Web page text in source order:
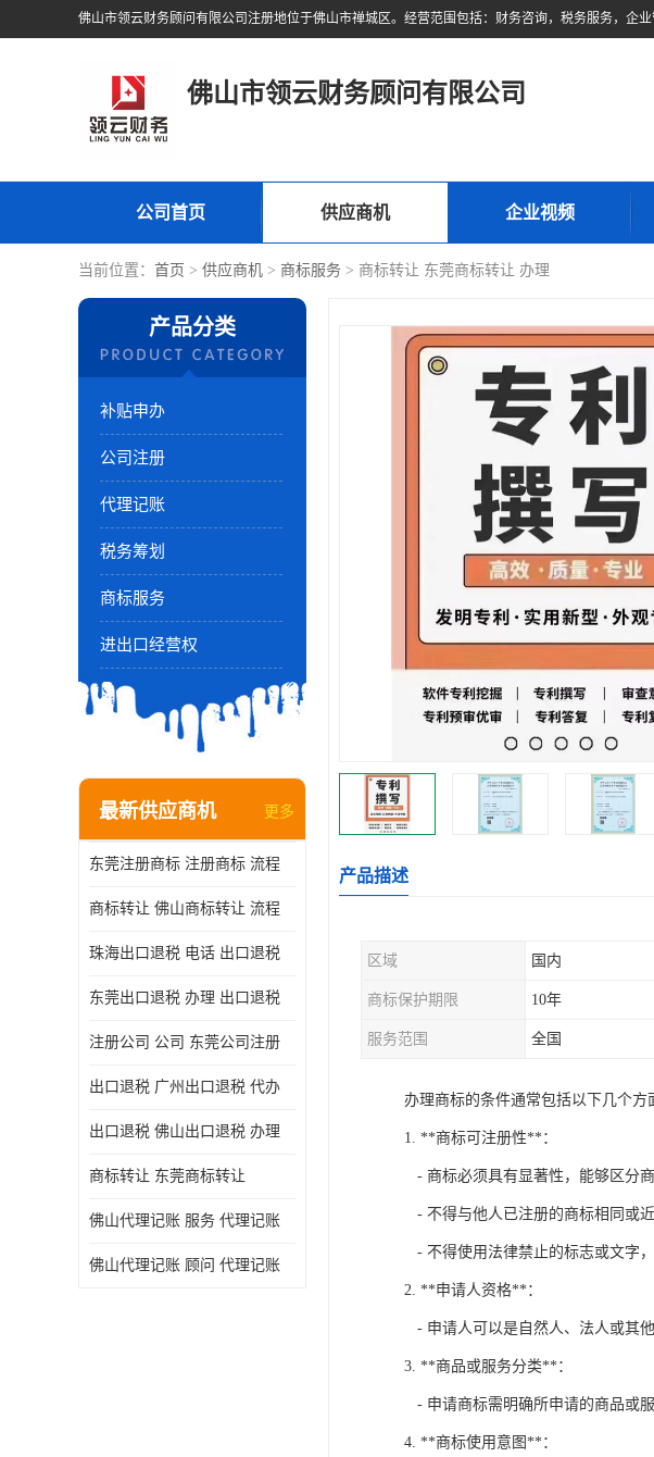
佛山市领云财务顾问有限公司
公司首页 供应商机 企业视频
当前位置： 首页 > 供应商机 > 商标服务 > 商标转让 东莞商标转让 办理
产品分类
补贴申办
公司注册
代理记账
税务筹划
商标服务
进出口经营权
最新供应商机 更多
东莞注册商标 注册商标 流程
商标转让 佛山商标转让 流程
珠海出口退税 电话 出口退税
东莞出口退税 办理 出口退税
注册公司 公司 东莞公司注册
出口退税 广州出口退税 代办
出口退税 佛山出口退税 办理
商标转让 东莞商标转让
佛山代理记账 服务 代理记账
佛山代理记账 顾问 代理记账
产品描述
区域 国内
商标保护期限 10年
服务范围 全国
办理商标的条件通常包括以下几个方
1. **商标可注册性**：
- 商标必须具有显著性，能够区分商
- 不得与他人已注册的商标相同或近
- 不得使用法律禁止的标志或文字，
2. **申请人资格**：
- 申请人可以是自然人、法人或其
3. **商品或服务分类**：
- 申请商标需明确所申请的商品或
4. **商标使用意图**：